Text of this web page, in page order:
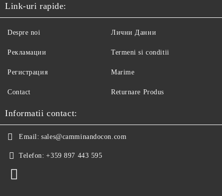
Link-uri rapide:
Despre noi
Рекламации
Регистрация
Contact
Лични Данни
Termeni si conditii
Marime
Returnare Produs
Informatii contact:
Email: sales@camminandocon.com
Telefon: +359 897 443 595